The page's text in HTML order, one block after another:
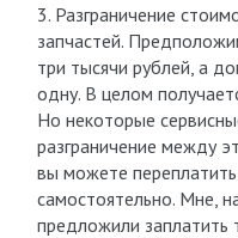
3. Разграничение
запчастей.
три тысячи рублей, а
одну. В целом
Но некоторые
разграничение между
вы можете
самостоятельно. Мне,
предложили заплатить